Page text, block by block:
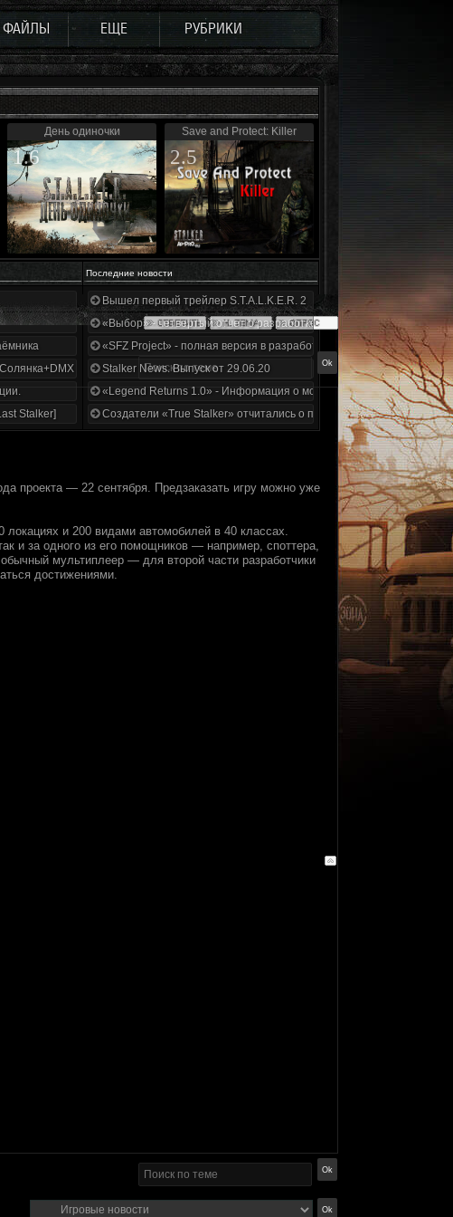
ФАЙЛЫ ЕЩЕ РУБРИКИ
День одиночки
1.6
Save and Protect: Killer
2.5
Последние новости
1.3.5.ООП.МА.К.
Stalker]
Вышел первый трейлер S.T.A.L.K.E.R. 2
«Выбор» - четвертый отчет о разработке!
«SFZ Project» - полная версия в разработке!
Stalker News. Выпуск от 29.06.20
«Legend Returns 1.0» - Информация о моде за июнь 2020
Создатели «True Stalker» отчитались о проделанной работе
проекта — 22 сентября. Предзаказать игру можно уже
и 200 видами автомобилей в 40 классах.
и за одного из его помощников — например, споттера,
мультиплеер — для второй части разработчики
достижениями.